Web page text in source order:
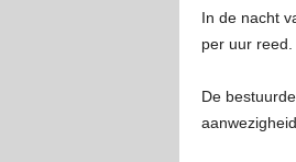
In de nacht
per uur
De